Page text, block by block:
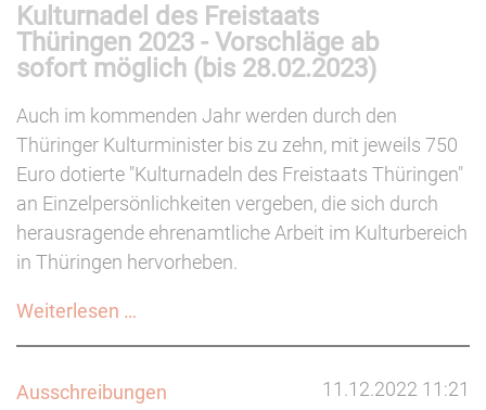
ab
Januar
in
dritte
Förderphase
Kulturnadel des Freistaats
Thüringen 2023 - Vorschläge ab
sofort möglich (bis 28.02.2023)
Auch im kommenden Jahr werden durch den
Thüringer Kulturminister bis zu zehn, mit jeweils 750
Euro dotierte "Kulturnadeln des Freistaats Thüringen"
an Einzelpersönlichkeiten vergeben, die sich durch
herausragende ehrenamtliche Arbeit im Kulturbereich
in Thüringen hervorheben.
Weiterlesen …
Thüringen
11.12.2022 11:21
Ausschreibungen